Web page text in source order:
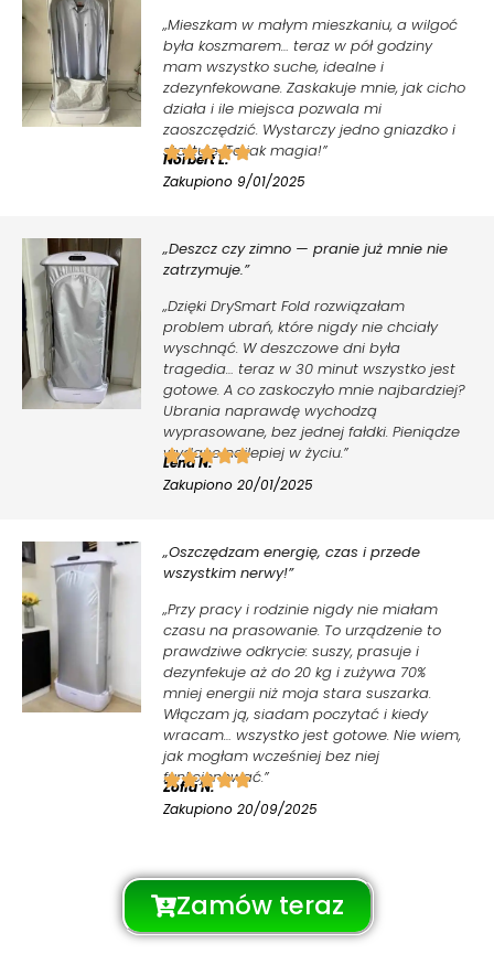
„Mieszkam w małym mieszkaniu, a wilgoć
była koszmarem… teraz w pół godziny
mam wszystko suche, idealne i
zdezynfekowane. Zaskakuje mnie, jak cicho
działa i ile miejsca pozwala mi
zaoszczędzić. Wystarczy jedno gniazdko i
startuje. To jak magia!”
Norbert L.
Zakupiono 9/01/2025
„Deszcz czy zimno — pranie już mnie nie
zatrzymuje.”
„Dzięki DrySmart Fold rozwiązałam
problem ubrań, które nigdy nie chciały
wyschnąć. W deszczowe dni była
tragedia… teraz w 30 minut wszystko jest
gotowe. A co zaskoczyło mnie najbardziej?
Ubrania naprawdę wychodzą
wyprasowane, bez jednej fałdki. Pieniądze
wydane najlepiej w życiu.”
Lena N.
Zakupiono 20/01/2025
„Oszczędzam energię, czas i przede
wszystkim nerwy!”
„Przy pracy i rodzinie nigdy nie miałam
czasu na prasowanie. To urządzenie to
prawdziwe odkrycie: suszy, prasuje i
dezynfekuje aż do 20 kg i zużywa 70%
mniej energii niż moja stara suszarka.
Włączam ją, siadam poczytać i kiedy
wracam… wszystko jest gotowe. Nie wiem,
jak mogłam wcześniej bez niej
funkcjonować.”
Zofia N.
Zakupiono 20/09/2025
Zamów teraz